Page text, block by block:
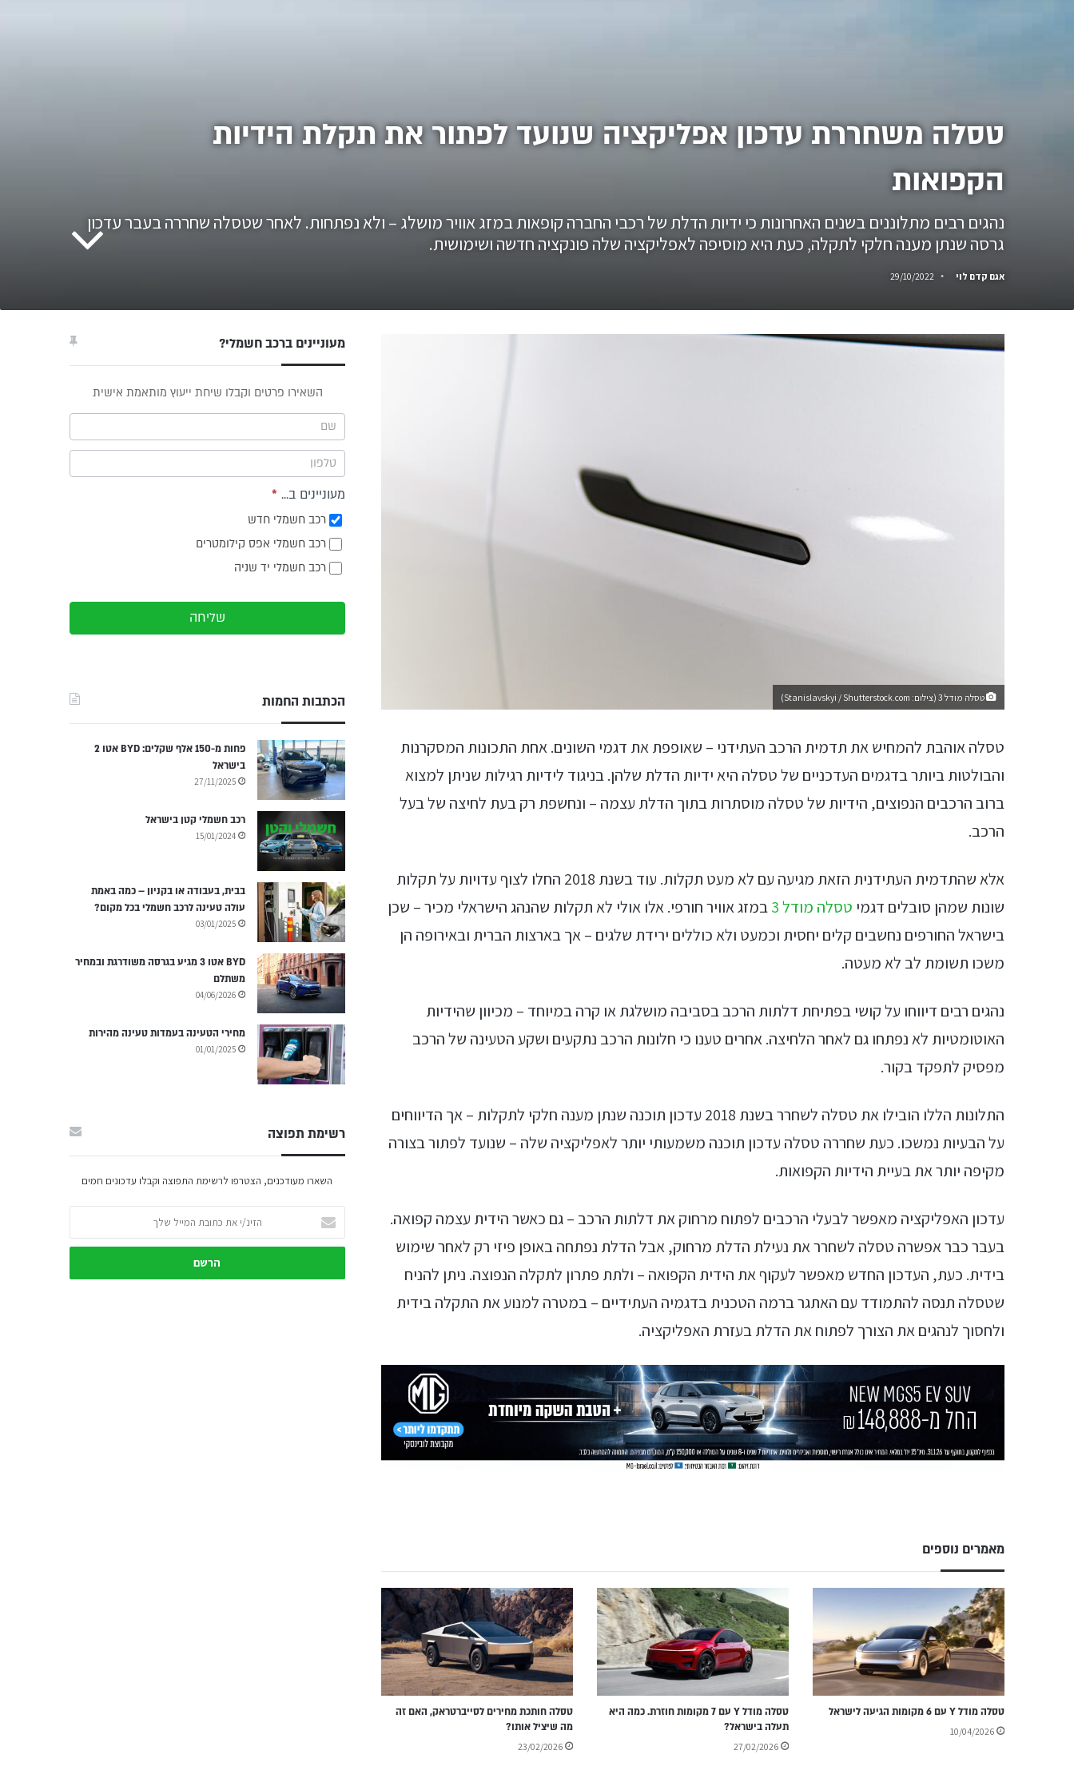
טסלה משחררת עדכון אפליקציה שנועד לפתור את תקלת הידיות
הקפואות
נהגים רבים מתלוננים בשנים האחרונות כי ידיות הדלת של רכבי החברה קופאות במזג אוויר מושלג – ולא נפתחות. לאחר שטסלה שחררה בעבר עדכון
גרסה שנתן מענה חלקי לתקלה, כעת היא מוסיפה לאפליקציה שלה פונקציה חדשה ושימושית.
אגם קדם לוי 29/10/2022
טסלה מודל 3 (צילום: Stanislavskyi / Shutterstock.com)
טסלה אוהבת להמחיש את תדמית הרכב העתידני – שאופפת את דגמי השונים. אחת התכונות המסקרנות
והבולטות ביותר בדגמים העדכניים של טסלה היא ידיות הדלת שלהן. בניגוד לידיות רגילות שניתן למצוא
ברוב הרכבים הנפוצים, הידיות של טסלה מוסתרות בתוך הדלת עצמה – ונחשפת רק בעת לחיצה של בעל
הרכב.
אלא שהתדמית העתידנית הזאת מגיעה עם לא מעט תקלות. עוד בשנת 2018 החלו לצוף עדויות על תקלות
שונות שמהן סובלים דגמי טסלה מודל 3
במזג אוויר חורפי. אלו אולי לא תקלות שהנהג הישראלי מכיר – שכן
בישראל החורפים נחשבים קלים יחסית וכמעט ולא כוללים ירידת שלגים – אך בארצות הברית ובאירופה הן
משכו תשומת לב לא מעטה.
נהגים רבים דיווחו על קושי בפתיחת דלתות הרכב בסביבה מושלגת או קרה במיוחד – מכיוון שהידיות
האוטומטיות לא נפתחו גם לאחר הלחיצה. אחרים טענו כי חלונות הרכב נתקעים ושקע הטעינה של הרכב
מפסיק לתפקד בקור.
התלונות הללו הובילו את טסלה לשחרר בשנת 2018 עדכון תוכנה שנתן מענה חלקי לתקלות – אך הדיווחים
על הבעיות נמשכו. כעת שחררה טסלה עדכון תוכנה משמעותי יותר לאפליקציה שלה – שנועד לפתור בצורה
מקיפה יותר את בעיית הידיות הקפואות.
עדכון האפליקציה מאפשר לבעלי הרכבים לפתוח מרחוק את דלתות הרכב – גם כאשר הידית עצמה קפואה.
בעבר כבר אפשרה טסלה לשחרר את נעילת הדלת מרחוק, אבל הדלת נפתחה באופן פיזי רק לאחר שימוש
בידית. כעת, העדכון החדש מאפשר לעקוף את הידית הקפואה – ולתת פתרון לתקלה הנפוצה. ניתן להניח
שטסלה תנסה להתמודד עם האתגר ברמה הטכנית בדגמיה העתידיים – במטרה למנוע את התקלה בידית
ולחסוך לנהגים את הצורך לפתוח את הדלת בעזרת האפליקציה.
מאמרים נוספים
טסלה מודל Y עם 6 מקומות הגיעה לישראל
10/04/2026
טסלה מודל Y עם 7 מקומות חוזרת. כמה היא
תעלה בישראל?
27/02/2026
טסלה חותכת מחירים לסייברטראק, האם זה
מה שיציל אותו?
23/02/2026
מעוניינים ברכב חשמלי?
השאירו פרטים וקבלו שיחת ייעוץ מותאמת אישית
מעוניינים ב... *
רכב חשמלי חדש
רכב חשמלי אפס קילומטרים
רכב חשמלי יד שניה
שליחה
הכתבות החמות
פחות מ-150 אלף שקלים: BYD אטו 2
בישראל
27/11/2025
רכב חשמלי קטן בישראל
15/01/2024
בבית, בעבודה או בקניון – כמה באמת
עולה טעינה לרכב חשמלי בכל מקום?
03/01/2025
BYD אטו 3 מגיע בגרסה משודרגת ובמחיר
משתלם
04/06/2026
מחירי הטעינה בעמדות טעינה מהירות
01/01/2025
רשימת תפוצה
השארו מעודכנים, הצטרפו לרשימת התפוצה וקבלו עדכונים חמים
את
כתובת
שלך